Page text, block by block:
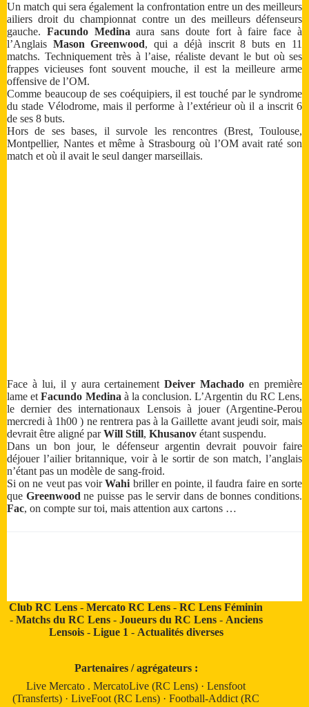
Un match qui sera également la confrontation entre un des meilleurs
ailiers droit du championnat contre un des meilleurs défenseurs
gauche. Facundo Medina aura sans doute fort à faire face à
l’Anglais Mason Greenwood, qui a déjà inscrit 8 buts en 11
matchs. Techniquement très à l’aise, réaliste devant le but où ses
frappes vicieuses font souvent mouche, il est la meilleure arme
offensive de l’OM.
Comme beaucoup de ses coéquipiers, il est touché par le syndrome
du stade Vélodrome, mais il performe à l’extérieur où il a inscrit 6
de ses 8 buts.
Hors de ses bases, il survole les rencontres (Brest, Toulouse,
Montpellier, Nantes et même à Strasbourg où l’OM avait raté son
match et où il avait le seul danger marseillais.
Face à lui, il y aura certainementDeiver Machado en première
lame etFacundo Medina à la conclusion. L’Argentin du RC Lens,
le dernier des internationaux Lensois à jouer (Argentine-Perou
mercredi à 1h00 ) ne rentrera pas à la Gaillette avant jeudi soir, mais
devrait être aligné parWill Still, Khusanov étant suspendu.
Dans un bon jour, le défenseur argentin devrait pouvoir faire
déjouer l’ailier britannique, voir à le sortir de son match, l’anglais
n’étant pas un modèle de sang-froid.
Si on ne veut pas voirWahi briller en pointe, il faudra faire en sorte
que Greenwood ne puisse pas le servir dans de bonnes conditions.
Fac, on compte sur toi, mais attention aux cartons …
Club RC Lens -Mercato RC Lens -RC Lens Féminin
- Matchs du RC Lens- Joueurs du RC Lens- Anciens
Lensois- Ligue 1 - Actualités diverses
Partenaires / agrégateurs :
Live Mercato .MercatoLive (RC Lens) ·Lensfoot
(Transferts) ·LiveFoot (RC Lens) ·Football-Addict (RC